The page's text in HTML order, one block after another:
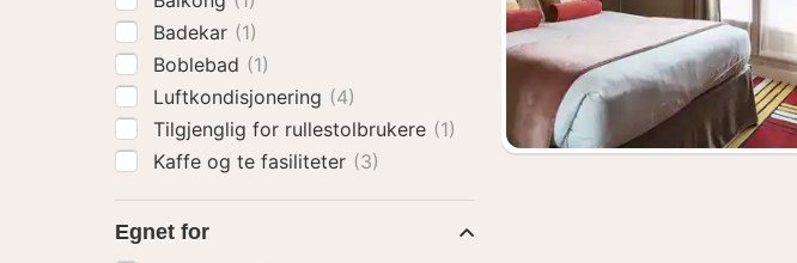
Badekar (1)
Boblebad (1)
Luftkondisjonering (4)
Tilgjenglig for rullestolbrukere (1)
Kaffe og te fasiliteter (3)
Egnet for